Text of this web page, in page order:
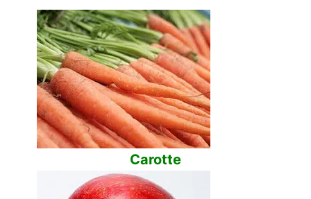
Carotte